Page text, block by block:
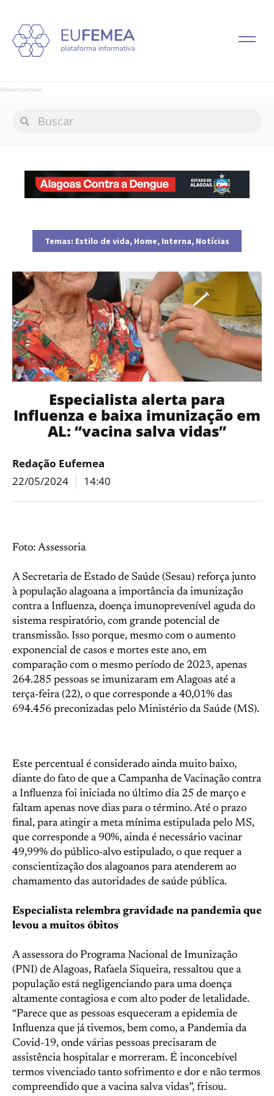
Advertisement
Temas: Estilo de vida, Home, Interna, Notícias
Especialista alerta para
Influenza e baixa imunização em
AL: “vacina salva vidas”
Redação Eufemea
22/05/2024
14:40
Foto: Assessoria
A Secretaria de Estado de Saúde (Sesau) reforça junto
à população alagoana a importância da imunização
contra a Influenza, doença imunoprevenível aguda do
sistema respiratório, com grande potencial de
transmissão. Isso porque, mesmo com o aumento
exponencial de casos e mortes este ano, em
comparação com o mesmo período de 2023, apenas
264.285 pessoas se imunizaram em Alagoas até a
terça-feira (22), o que corresponde a 40,01% das
694.456 preconizadas pelo Ministério da Saúde (MS).
Este percentual é considerado ainda muito baixo,
diante do fato de que a Campanha de Vacinação contra
a Influenza foi iniciada no último dia 25 de março e
faltam apenas nove dias para o término. Até o prazo
final, para atingir a meta mínima estipulada pelo MS,
que corresponde a 90%, ainda é necessário vacinar
49,99% do público-alvo estipulado, o que requer a
conscientização dos alagoanos para atenderem ao
chamamento das autoridades de saúde pública.
Especialista relembra gravidade na pandemia que
levou a muitos óbitos
A assessora do Programa Nacional de Imunização
(PNI) de Alagoas, Rafaela Siqueira, ressaltou que a
população está negligenciando para uma doença
altamente contagiosa e com alto poder de letalidade.
“Parece que as pessoas esqueceram a epidemia de
Influenza que já tivemos, bem como, a Pandemia da
Covid-19, onde várias pessoas precisaram de
assistência hospitalar e morreram. É inconcebível
termos vivenciado tanto sofrimento e dor e não termos
compreendido que a vacina salva vidas”, frisou.